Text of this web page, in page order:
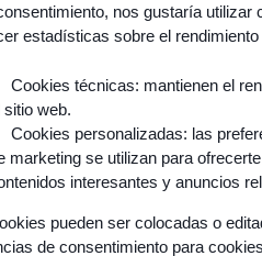
nos gustaría
estadísticas sobre el rendimiento
Cookies técnicas: mantienen el
sitio web.
Cookies personalizadas: las
marketing se utilizan para
interesantes y anuncios
pueden ser colocadas o
de consentimiento para
white
papers
Events &
Podcasts
AI
reinvent
customer
and
transform
teams?
Discover